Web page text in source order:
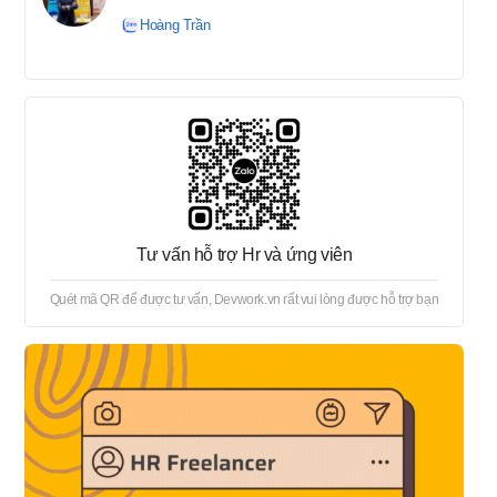
tuyển → Offer → Thủ tục
Hoàng Trần
Tư vấn hỗ trợ Hr và ứng viên
Quét mã QR để được tư vấn, Devwork.vn rất vui lòng được hỗ trợ bạn